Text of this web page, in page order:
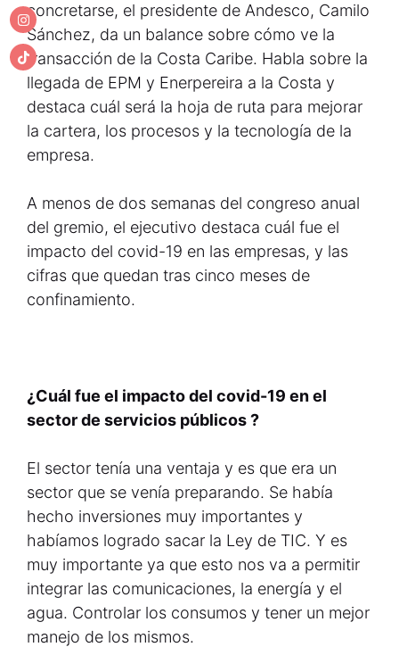
concretarse, el presidente de Andesco, Camilo
Sánchez, da un balance sobre cómo ve la
transacción de la Costa Caribe. Habla sobre la
llegada de EPM y Enerpereira a la Costa y
destaca cuál será la hoja de ruta para mejorar
la cartera, los procesos y la tecnología de la
empresa.
A menos de dos semanas del congreso anual
del gremio, el ejecutivo destaca cuál fue el
impacto del covid-19 en las empresas, y las
cifras que quedan tras cinco meses de
confinamiento.
¿Cuál fue el impacto del covid-19 en el
sector de servicios públicos ?
El sector tenía una ventaja y es que era un
sector que se venía preparando. Se había
hecho inversiones muy importantes y
habíamos logrado sacar la Ley de TIC. Y es
muy importante ya que esto nos va a permitir
integrar las comunicaciones, la energía y el
agua. Controlar los consumos y tener un mejor
manejo de los mismos.